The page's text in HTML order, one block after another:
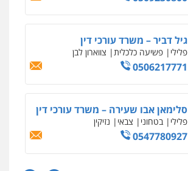
גיל דביר – משרד עורכי דין
פלילי פשיעה כלכלית צווארון לבן
0506217771
סלימאן אבו שעירה – משרד עורכי דין
פלילי בטחוני צבאי נזיקין
0547780927